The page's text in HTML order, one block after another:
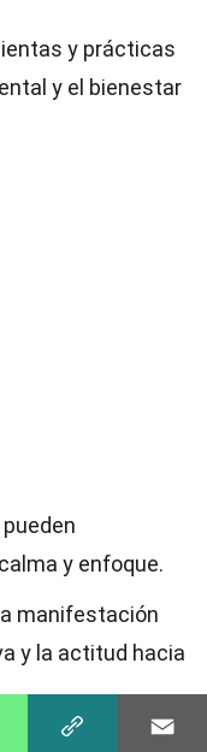
y prácticas
y el bienestar
y enfoque.
manifestación
y la actitud hacia
en los covens